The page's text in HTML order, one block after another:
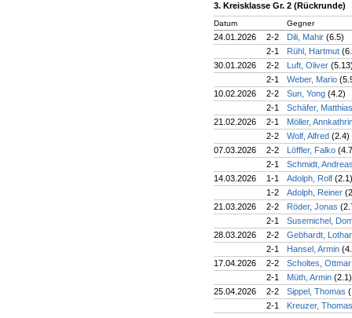
3. Kreisklasse Gr. 2 (Rückrunde)
Datum Gegner
24.01.2026 2-2 Dili, Mahir (6.5)
2-1
Rühl, Hartmut
30.01.2026
2-2 Luft, Oliver
2-1
Weber, Mario
10.02.2026
2-2 Sun, Yong (4.2)
2-1
Schäfer,
21.02.2026
2-1
Möller,
2-2
Wolf, Alfred (2.4)
07.03.2026
2-2 Löffler, Falko
2-1
Schmidt,
14.03.2026
1-1 Adolph, Rolf (2.1)
1-2
Adolph, Reiner
21.03.2026
2-2 Röder, Jonas
2-1
Susemichel,
28.03.2026
2-2
Gebhardt,
2-1
Hansel, Armin
17.04.2026
2-2
Scholtes,
2-1
Müth, Armin (2.1)
25.04.2026
2-2 Sippel, Thomas
2-1
Kreuzer,